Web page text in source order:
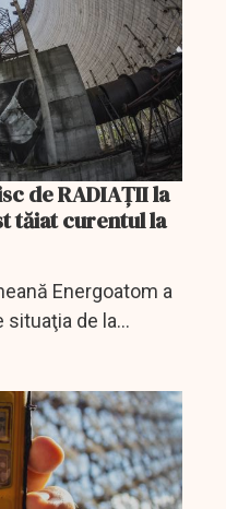
de RADIAŢII la
tăiat curentul la
Energoatom a
situaţia de la